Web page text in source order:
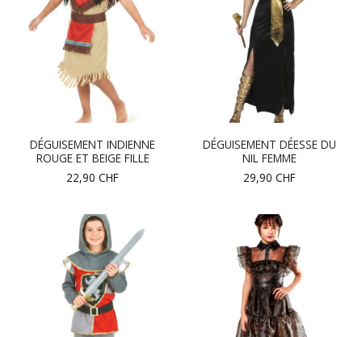
DÉGUISEMENT INDIENNE
ROUGE ET BEIGE FILLE
22,90 CHF
DÉGUISEMENT DÉESSE DU
NIL FEMME
29,90 CHF